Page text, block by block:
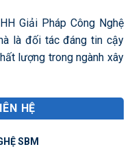
Giải Pháp Công Nghệ
là đối tác đáng tin cậy
lượng trong ngành xây
HỆ
SBM